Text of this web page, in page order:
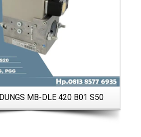
MB-DLE 420 B01 S50